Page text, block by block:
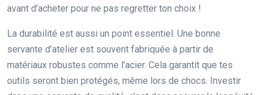
avant d’acheter pour ne pas regretter ton choix !
La durabilité est aussi un point essentiel. Une bonne
servante d’atelier est souvent fabriquée à partir de
matériaux robustes comme l’acier. Cela garantit que tes
outils seront bien protégés, même lors de chocs. Investir